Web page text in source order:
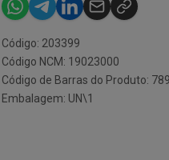
Código: 203399
Código NCM: 19023000
Código de Barras do Produto:
Embalagem: UN\1